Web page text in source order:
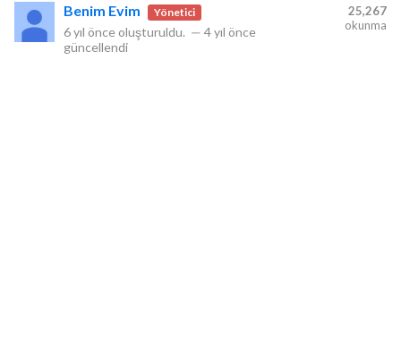
Benim Evim Yönetici
6 yıl önce oluşturuldu. — 4 yıl önce
güncellendi
25,267
okunma